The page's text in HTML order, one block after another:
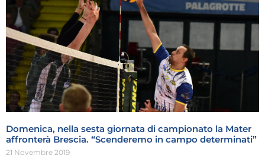
Domenica, nella sesta giornata di campionato la Mater
affronterà Brescia. “Scenderemo in campo determinati”
21 Novembre 2019